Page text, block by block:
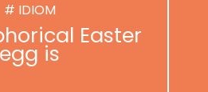
# IDIOM
Easter
egg is